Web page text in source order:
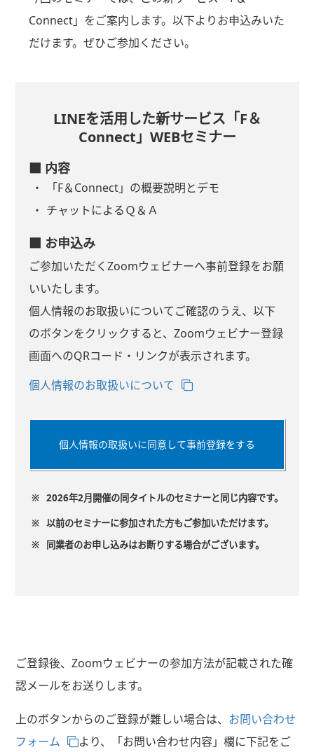
Connect」をご案内します。以下よりお申込みいた
だけます。ぜひご参加ください。
LINEを活用した新サービス「F＆
Connect」WEBセミナー
■ 内容
「F＆Connect」の概要説明とデモ
チャットによるＱ＆Ａ
■ お申込み
ご参加いただくZoomウェビナーへ事前登録をお願
いいたします。
個人情報のお取扱いについてご確認のうえ、以下
のボタンをクリックすると、Zoomウェビナー登録
画面へのQRコード・リンクが表示されます。
個人情報のお取扱いについて
個人情報の取扱いに同意して事前登録をする
※ 2026年2月開催の同タイトルのセミナーと同じ内容です。
※ 以前のセミナーに参加された方もご参加いただけます。
※
同業者のお申し込みはお断りする場合がございます。
ご登録後、Zoomウェビナーの参加方法が記載された確
認メールをお送りします。
上のボタンからのご登録が難しい場合は、 お問い合わせ
フォーム
より、「お問い合わせ内容」欄に下記をご